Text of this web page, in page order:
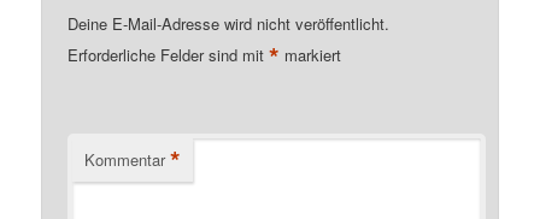
Deine E-Mail-Adresse wird nicht veröffentlicht.
Erforderliche Felder sind mit* markiert
Kommentar *